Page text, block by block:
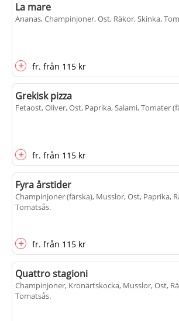
La mare
Ananas, Champinjoner, Ost, Räkor, Skinka,
+ fr. från 115 kr
Grekisk pizza
Fetaost, Oliver, Ost, Paprika, Salami, Tomater
+ fr. från 115 kr
Fyra årstider
Champinjoner (färska), Musslor, Ost, Paprika,
Tomatsås.
+ fr. från 115 kr
Quattro stagioni
Champinjoner, Kronärtskocka, Musslor, Ost,
Tomatsås.